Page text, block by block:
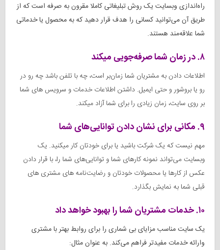
راه‌اندازی وبسایت یک روش تبلیغاتی کاملا مقرون به صرفه است که از
طریق آن می‌توانید کسانی را هدف قرار دهید که به محصول یا خدماتی
شما علاقه‌مند هستند.
۸. در زمان شما صرفه‌جویی میکند
اطلاعات دادن به مشتریان شما زمان‌بر است، چه با تلفن باشد چه رو در
رو یا بروشور و حتی ایمیل. داشتن اطلاعات خدمات و سرویس های شما
بر روی سایت، زمان زیادی را برای شما آزاد میکند.
۹. مکانی برای نشان دادن توانایی‌های شما
مهم نیست که یک شرکت باشید یا برای خودتان کار میکنید. یک
وبسایت می‌تواند نمونه کارهای شما و توانایی‌های شما را، با قرار دادن
عکس از کارها یا محصولات خودتان و رضایت‌نامه های مشتری های
قبلی شما به نمایش بگذارد.
۱۰. خدمات مشتریان شما را بهبود خواهد داد
یک سایت مناسب مزایای بی شماری را برای روابط بهتر با مشتری
وارائه خدمات مفیدتر فراهم می‌کند. به عنوان مثال: